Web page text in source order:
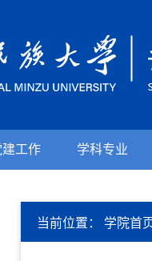
建工作 学科专业
当前位置： 学院首